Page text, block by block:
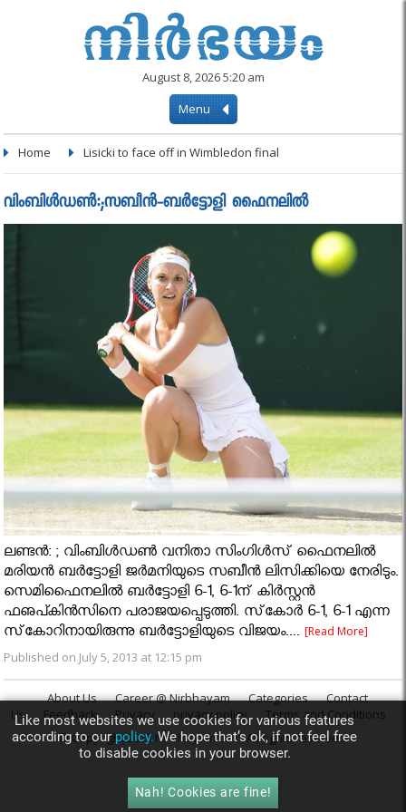
August 8, 2026 5:20 am
Menu
Home Lisicki to face off in Wimbledon final
വിംബിള്‍ഡണ്‍:;സബീന്‍-ബര്‍ട്ടോളി ഫൈനലിൽ
ലണ്ടന്‍: ; വിംബിള്‍ഡണ്‍ വനിതാ സിംഗിള്‍സ് ഫൈനലില്‍
മരിയന്‍ ബര്‍ട്ടോളി ജര്‍മനിയുടെ സബീന്‍ ലിസിക്കിയെ നേരിടും.
സെമിഫൈനലില്‍ ബര്‍ട്ടോളി 6-1, 6-1ന് കിര്‍സ്റ്റന്‍
ഫഌപ്കിന്‍സിനെ പരാജയപ്പെടുത്തി. സ്‌കോര്‍ 6-1, 6-1 എന്ന
സ്‌കോറിനായിരുന്നു ബര്‍ട്ടോളിയുടെ വിജയം....[Read More]
Published on July 5, 2013 at 12:15 pm
About Us Career @ Nirbhayam Categories
Contact
Us
Feedback Privacy privacy policy
Terms and Conditions
© Copyright 2013Nirbhayam.com. All rights reserved.
Like most websites we use cookies for various features
according to ourpolicy.We hope that’s ok, if not feel free
to disable cookies in your browser.
Nah! Cookies are fine!